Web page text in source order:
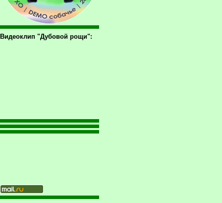
Видеоклип "Дубовой рощи":